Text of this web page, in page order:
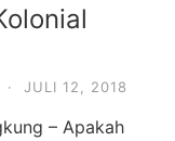
· JULI 12, 2018
– Apakah